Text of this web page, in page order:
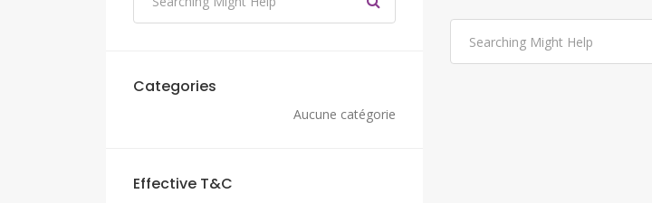
Categories
Aucune catégorie
Effective T&C